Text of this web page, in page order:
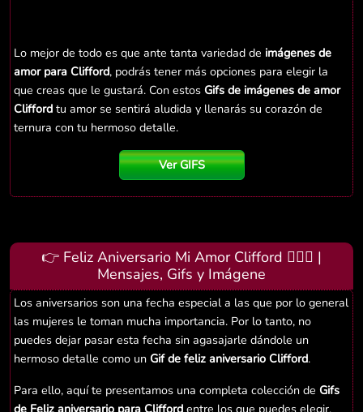
Lo mejor de todo es que ante tanta variedad de imágenes de
amor para Clifford, podrás tener más opciones para elegir la
que creas que le gustará. Con estos Gifs de imágenes de amor
Clifford tu amor se sentirá aludida y llenarás su corazón de
ternura con tu hermoso detalle.
Ver GIFS
👉 Feliz Aniversario Mi Amor Clifford 👨‍❤️‍👨 |
Mensajes, Gifs y Imágene
Los aniversarios son una fecha especial a las que por lo general
las mujeres le toman mucha importancia. Por lo tanto, no
puedes dejar pasar esta fecha sin agasajarle dándole un
hermoso detalle como un Gif de feliz aniversario Clifford.
Para ello, aquí te presentamos una completa colección de Gifs